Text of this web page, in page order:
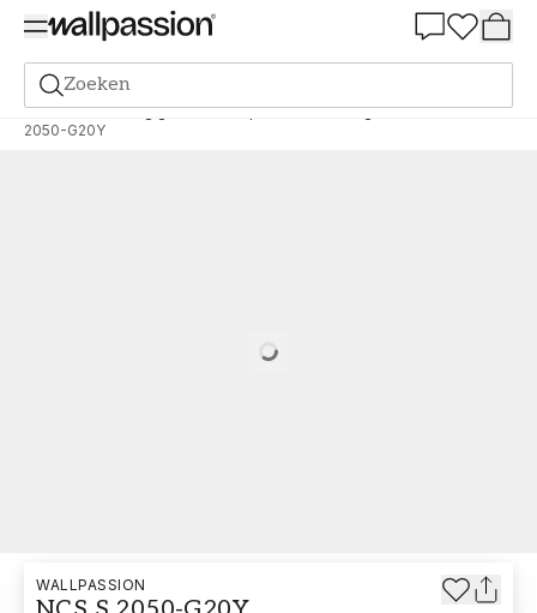
Zoeken
Verf Bestelling gebaseerd op NCS Bestelling door NCS
2050-G20Y
Loading…
WALLPASSION